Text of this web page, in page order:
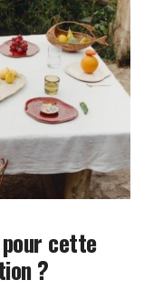
pour cette
?